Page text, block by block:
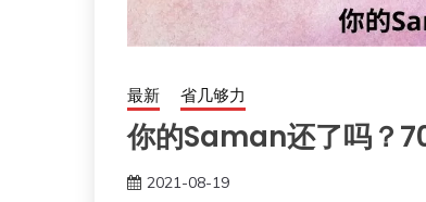
最新 省几够力
你的Saman还了吗？
2021-08-19